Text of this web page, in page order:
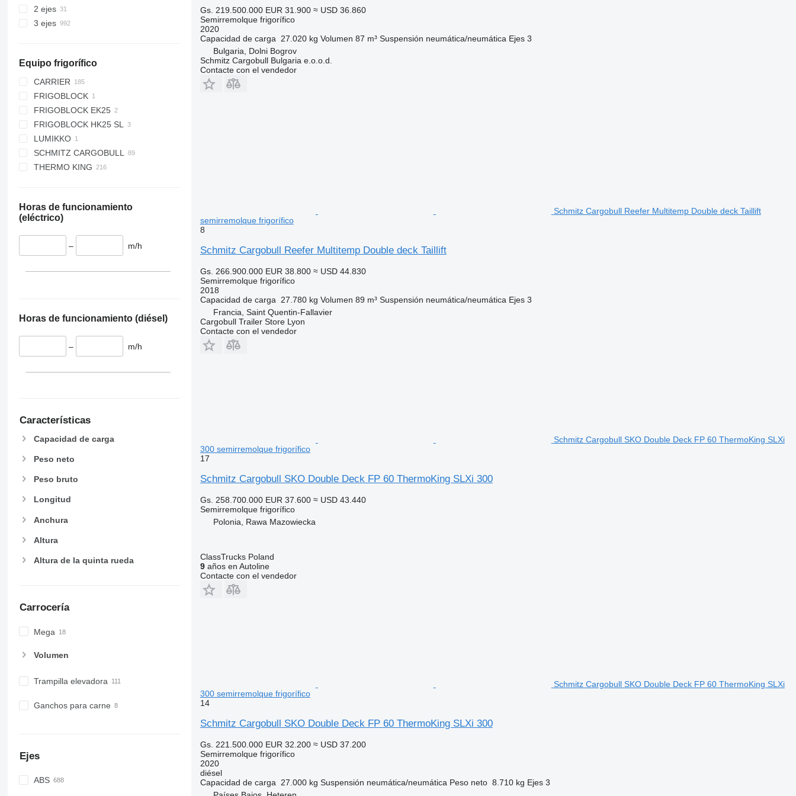
2 ejes
3 ejes
Equipo frigorífico
CARRIER
MAXIMA
MAXIMA 100
MAXIMA 1000
MAXIMA 1200
MAXIMA 1300
VECTOR
VECTOR 1800
VECTOR 1800 MT
VECTOR 1850
FRIGOBLOCK
FRIGOBLOCK EK25
FRIGOBLOCK HK25 SL
LUMIKKO
SCHMITZ CARGOBULL
S.CU V 1.0
S.CU dc85
TKM
THERMO KING
SL300
SL300E
SL400E
SLX Spectrum
SLXe-200
SLXi-300 50
SLXi-400
SMX30
Horas de funcionamiento
(eléctrico)
– m/h
Horas de funcionamiento (diésel)
– m/h
Características
Capacidad de carga
Peso neto
Peso bruto
Longitud
Anchura
Altura
Altura de la quinta rueda
Carrocería
Mega
Volumen
Trampilla elevadora
Ganchos para carne
Ejes
ABS
Gs. 219.500.000 EUR 31.900 ≈ USD 36.860
Semirremolque frigorífico
2020
Capacidad de carga
27.020 kg Volumen 87 m³ Suspensión neumática/neumática Ejes 3
Bulgaria, Dolni Bogrov
Schmitz Cargobull Bulgaria e.o.o.d.
Contacte con el vendedor
Schmitz Cargobull Reefer Multitemp Double deck Taillift
semirremolque frigorífico
8
Schmitz Cargobull Reefer Multitemp Double deck Taillift
Gs. 266.900.000 EUR 38.800 ≈ USD 44.830
Semirremolque frigorífico
2018
Capacidad de carga
27.780 kg Volumen 89 m³ Suspensión neumática/neumática Ejes 3
Francia, Saint Quentin-Fallavier
Cargobull Trailer Store Lyon
Contacte con el vendedor
Schmitz Cargobull SKO Double Deck FP 60 ThermoKing SLXi
300 semirremolque frigorífico
17
Schmitz Cargobull SKO Double Deck FP 60 ThermoKing SLXi 300
Gs. 258.700.000 EUR 37.600 ≈ USD 43.440
Semirremolque frigorífico
Polonia, Rawa Mazowiecka
ClassTrucks Poland
9años en Autoline
Contacte con el vendedor
Schmitz Cargobull SKO Double Deck FP 60 ThermoKing SLXi
300 semirremolque frigorífico
14
Schmitz Cargobull SKO Double Deck FP 60 ThermoKing SLXi 300
Gs. 221.500.000 EUR 32.200 ≈ USD 37.200
Semirremolque frigorífico
2020
diésel
Capacidad de carga
27.000 kg Suspensión neumática/neumática Peso neto 8.710 kg Ejes 3